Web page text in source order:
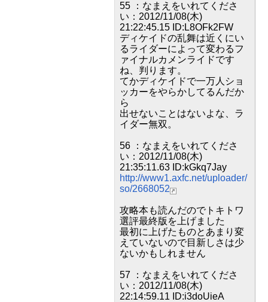
55 ：なまえをいれてくださ
い：2012/11/08(木)
21:22:45.15 ID:L8OFk2FW
ディケイドの乱舞は近くにい
るライダーによって変わるフ
ァイナルカメンライドです
ね、判ります。
てかディケイドで一万人ショ
ッカーをやらかしてるんだか
ら
出せないことはないよな、ラ
イダー無双。
56 ：なまえをいれてくださ
い：2012/11/08(木)
21:35:11.63 ID:kGkq7Jay
http://www1.axfc.net/uploader/
so/2668052
攻略本も読んだのでトキトワ
選評最終版を上げました
最初に上げたものとあまり変
えていないので目新しさは少
ないかもしれません
57 ：なまえをいれてくださ
い：2012/11/08(木)
22:14:59.11 ID:i3doUieA